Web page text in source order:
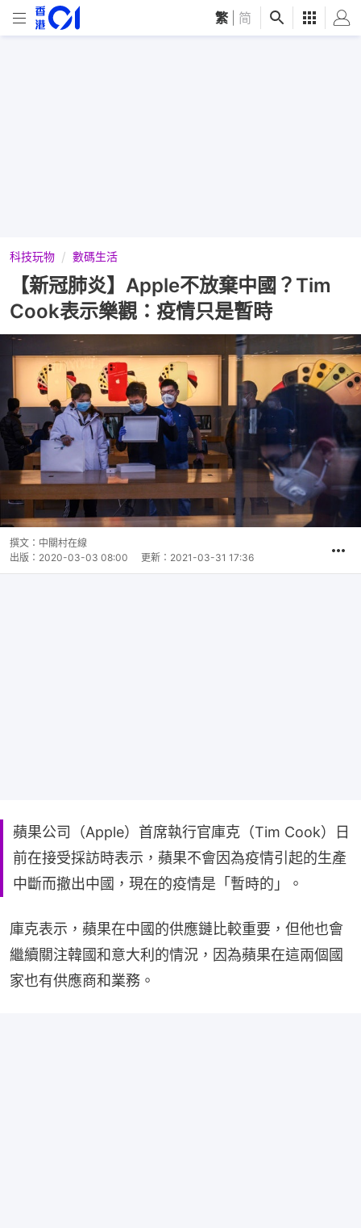
繁 简
科技玩物 數碼生活
【新冠肺炎】Apple不放棄中國？Tim
Cook表示樂觀：疫情只是暫時
撰文： 中關村在線
出版： 2020-03-03 08:00 更新： 2021-03-31 17:36
蘋果公司（Apple）首席執行官庫克（Tim Cook）日
前在接受採訪時表示，蘋果不會因為疫情引起的生產
中斷而撤出中國，現在的疫情是「暫時的」。
庫克表示，蘋果在中國的供應鏈比較重要，但他也會
繼續關注韓國和意大利的情況，因為蘋果在這兩個國
家也有供應商和業務。